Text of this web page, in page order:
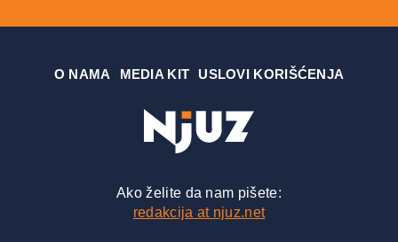
О NAMA MEDIA KIT USLOVI KORIŠĆENJA
Ako želite da nam pišete:
redakcija at njuz.net